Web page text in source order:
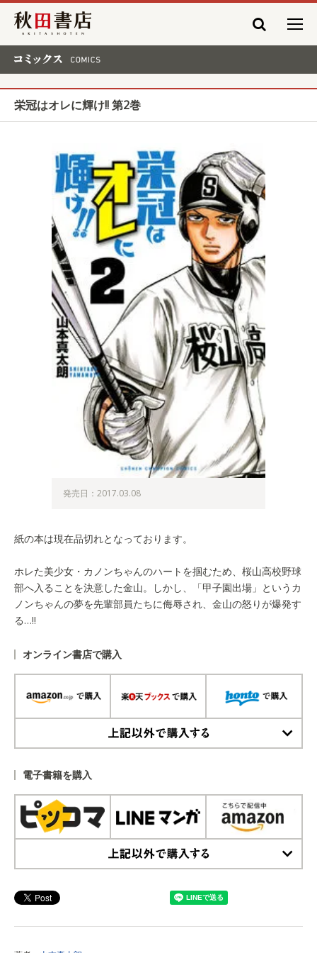
秋田書店
栄冠はオレに輝け!! 第2巻
発売日：2017.03.08
紙の本は現在品切れとなっております。
ホレた美少女・カノンちゃんのハートを掴むため、桜山高校野球
部へ入ることを決意した金山。しかし、「甲子園出場」というカ
ノンちゃんの夢を先輩部員たちに侮辱され、金山の怒りが爆発す
る…!!
オンライン書店で購入
電子書籍を購入